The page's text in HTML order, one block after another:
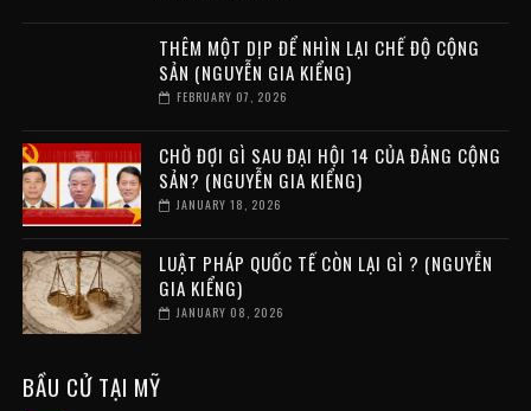
THÊM MỘT DỊP ĐỂ NHÌN LẠI CHẾ ĐỘ CỘNG
SẢN (NGUYỄN GIA KIỂNG)
FEBRUARY 07, 2026
CHỜ ĐỢI GÌ SAU ĐẠI HỘI 14 CỦA ĐẢNG CỘNG
SẢN? (NGUYỄN GIA KIỂNG)
JANUARY 18, 2026
LUẬT PHÁP QUỐC TẾ CÒN LẠI GÌ ? (NGUYỄN
GIA KIỂNG)
JANUARY 08, 2026
BẦU CỬ TẠI MỸ